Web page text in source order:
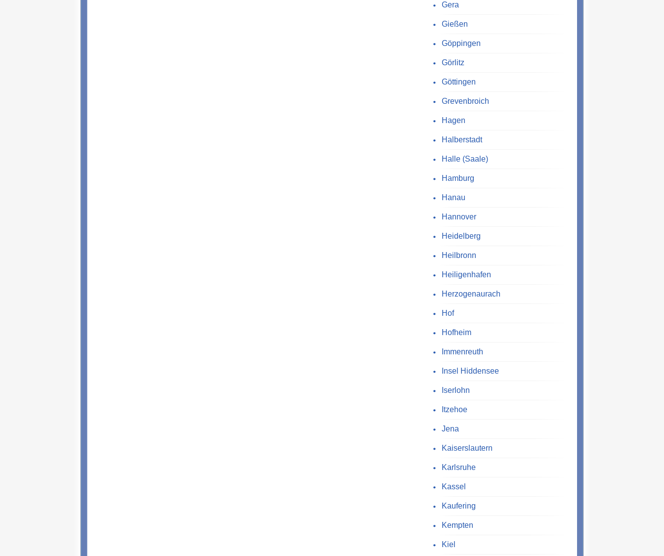
Gera
Gießen
Göppingen
Görlitz
Göttingen
Grevenbroich
Hagen
Halberstadt
Halle (Saale)
Hamburg
Hanau
Hannover
Heidelberg
Heilbronn
Heiligenhafen
Herzogenaurach
Hof
Hofheim
Immenreuth
Insel Hiddensee
Iserlohn
Itzehoe
Jena
Kaiserslautern
Karlsruhe
Kassel
Kaufering
Kempten
Kiel